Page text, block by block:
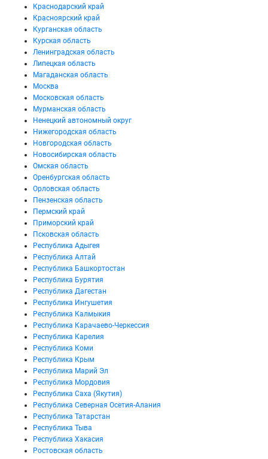
Краснодарский край
Красноярский край
Курганская область
Курская область
Ленинградская область
Липецкая область
Магаданская область
Москва
Московская область
Мурманская область
Ненецкий автономный округ
Нижегородская область
Новгородская область
Новосибирская область
Омская область
Оренбургская область
Орловская область
Пензенская область
Пермский край
Приморский край
Псковская область
Республика Адыгея
Республика Алтай
Республика Башкортостан
Республика Бурятия
Республика Дагестан
Республика Ингушетия
Республика Калмыкия
Республика Карачаево-Черкессия
Республика Карелия
Республика Коми
Республика Крым
Республика Марий Эл
Республика Мордовия
Республика Саха (Якутия)
Республика Северная Осетия-Алания
Республика Татарстан
Республика Тыва
Республика Хакасия
Ростовская область